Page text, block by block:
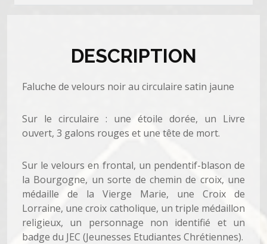
DESCRIPTION
Faluche de velours noir au circulaire satin jaune
Sur le circulaire : une étoile dorée, un Livre
ouvert, 3 galons rouges et une tête de mort.
Sur le velours en frontal, un pendentif-blason de
la Bourgogne, un sorte de chemin de croix, une
médaille de la Vierge Marie, une Croix de
Lorraine, une croix catholique, un triple médaillon
religieux, un personnage non identifié et un
badge du JEC (Jeunesses Etudiantes Chrétiennes).